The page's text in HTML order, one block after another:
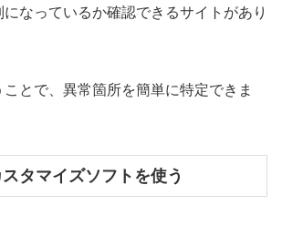
なっているか確認できるサイトがあり
ことで、異常箇所を簡単に特定できま
タマイズソフトを使う